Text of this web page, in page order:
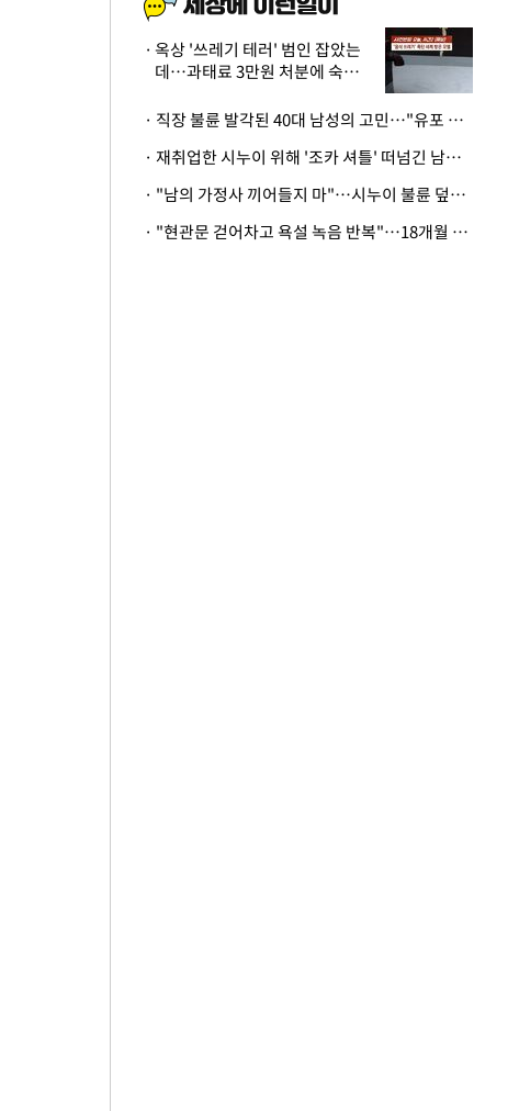
옥상 '쓰레기 테러' 범인 잡았는
데…과태료 3만원 처분에 숙박업
· 직장 불륜 발각된 40대 남성의 고민…"유포 동료 명예훼손·협박죄 고소 가능할까"
· 재취업한 시누이 위해 '조카 셔틀' 떠넘긴 남편…아내 "난 못한다"
· "남의 가정사 끼어들지 마"…시누이 불륜 덮으려는 남편에 억울한 아내
· "현관문 걷어차고 욕설 녹음 반복"…18개월 아기 키우는 집 뒤흔든 '앞집의 비극'